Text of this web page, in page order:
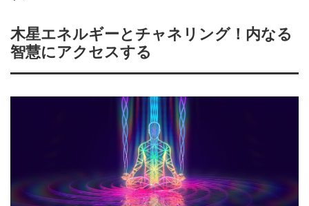
木星エネルギーとチャネリング！内なる
智慧にアクセスする